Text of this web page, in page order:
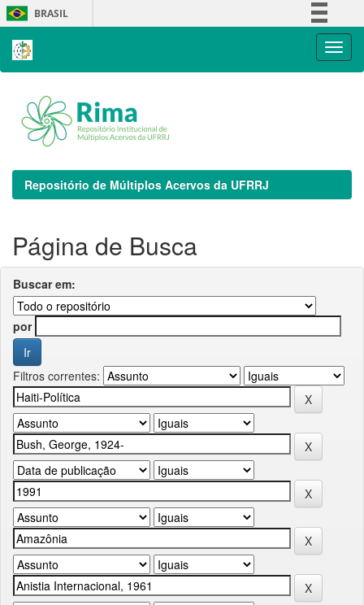
Skip
navigation
BRASIL
Repositório de Múltiplos Acervos da UFRRJ
Página de Busca
Buscar em:
por
Filtros correntes: